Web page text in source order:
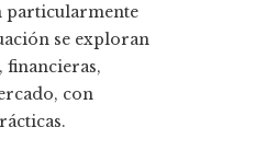
particularmente
se exploran
financieras,
con